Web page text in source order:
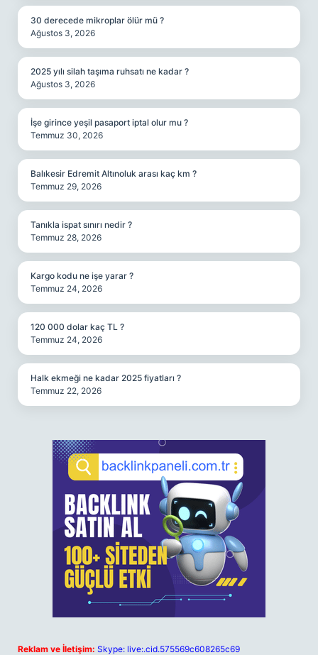
30 derecede mikroplar ölür mü ?
Ağustos 3, 2026
2025 yılı silah taşıma ruhsatı ne kadar ?
Ağustos 3, 2026
İşe girince yeşil pasaport iptal olur mu ?
Temmuz 30, 2026
Balıkesir Edremit Altınoluk arası kaç km ?
Temmuz 29, 2026
Tanıkla ispat sınırı nedir ?
Temmuz 28, 2026
Kargo kodu ne işe yarar ?
Temmuz 24, 2026
120 000 dolar kaç TL ?
Temmuz 24, 2026
Halk ekmeği ne kadar 2025 fiyatları ?
Temmuz 22, 2026
Reklam ve İletişim: Skype: live:.cid.575569c608265c69